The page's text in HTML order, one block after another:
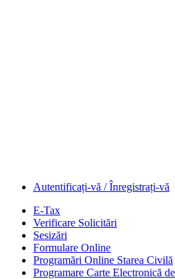
Autentificați-vă / Înregistrați-vă
E-Tax
Verificare Solicitări
Sesizări
Formulare Online
Programări Online Starea Civilă
Programare Carte Electronică